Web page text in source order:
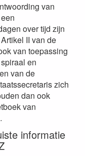
van
over tijd zijn
II van de
van toepassing
en
van de
zich
dan ook
van
informatie